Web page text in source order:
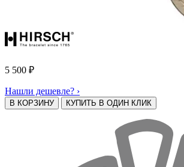
5 500 ₽
Нашли дешевле? ›
В КОРЗИНУ КУПИТЬ В ОДИН КЛИК